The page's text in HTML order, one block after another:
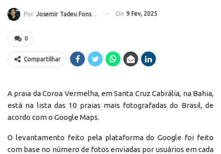
Por Josemir Tadeu Fonseca On 9 Fev, 2025
0
Compartilhar
A praia da Coroa Vermelha, em Santa Cruz Cabrália, na Bahia,
está na lista das 10 praias mais fotografadas do Brasil, de
acordo com o Google Maps.
O levantamento feito pela plataforma do Google foi feito
com base no número de fotos enviadas por usuários em cada